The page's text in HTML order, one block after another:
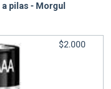
pilas - Morgul
$2.000